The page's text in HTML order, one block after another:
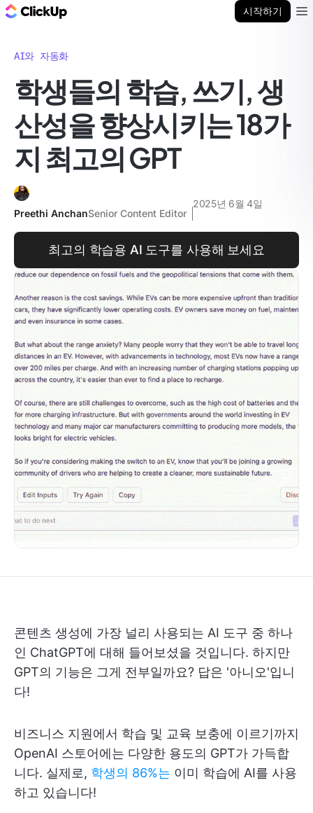
시작하기
AI와 자동화
학생들의 학습, 쓰기, 생
산성을 향상시키는 18가
지 최고의 GPT
Preethi AnchanSenior Content Editor
2025년 6월 4일
최고의 학습용 AI 도구를 사용해 보세요
콘텐츠 생성에 가장 널리 사용되는 AI 도구 중 하나
인 ChatGPT에 대해 들어보셨을 것입니다. 하지만
GPT의 기능은 그게 전부일까요? 답은 '아니오'입니
다!
비즈니스 지원에서 학습 및 교육 보충에 이르기까지
OpenAI 스토어에는 다양한 용도의 GPT가 가득합
니다. 실제로, 학생의 86%는 이미 학습에 AI를 사용
하고 있습니다!